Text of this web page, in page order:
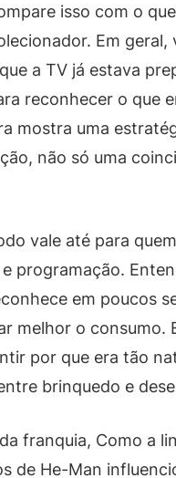
isso com o
Em geral,
a TV já estava
reconhecer o que
mostra uma
não só uma
vale até para
programação.
em poucos
melhor o consumo.
por que era tão
brinquedo e
franquia, Como a
de He-Man